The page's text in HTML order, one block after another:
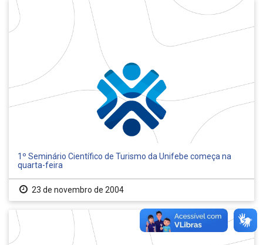
1º Seminário Científico de Turismo da Unifebe começa na
quarta-feira
23 de novembro de 2004